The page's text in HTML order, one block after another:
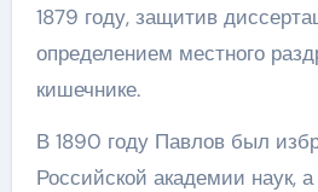
1879 году, защитив
определением местного
кишечнике.
В 1890 году Павлов был
Российской академии наук,